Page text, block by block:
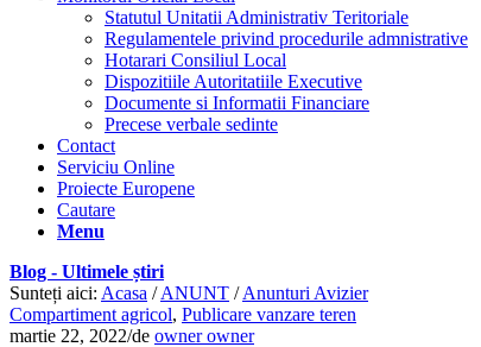
Statutul Unitatii Administrativ Teritoriale
Regulamentele privind procedurile admnistrative
Hotarari Consiliul Local
Dispozitiile Autoritatiile Executive
Documente si Informatii Financiare
Precese verbale sedinte
Contact
Serviciu Online
Proiecte Europene
Cautare
Menu
Blog - Ultimele știri
Sunteți aici: Acasa / ANUNT / Anunturi Avizier
Compartiment agricol, Publicare vanzare teren
martie 22, 2022/de owner owner